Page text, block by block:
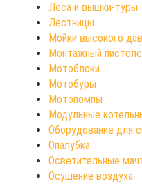
Леса и вышки-туры
Лестницы
Мойки высокого
Монтажный
Мотоблоки
Мотобуры
Мотопомпы
Модульные
Оборудование для
Опалубка
Осветительные
Осушение воздуха